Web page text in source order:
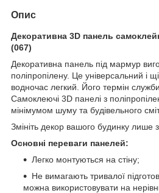
Опис
Декоративна 3D панель
(067)
Декоративна панель під мармур
поліпропілену. Це універсальний і
водночас легкий. Його термін
Самоклеючі 3D панелі з
мінімумом шуму та будівельного
Змініть декор вашого будинку лише
Основні переваги панелей:
Легко монтуються на стіну;
Не вимагають тривалої
можна використовувати на